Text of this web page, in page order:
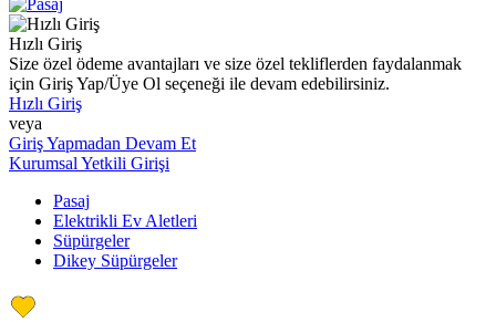
Hızlı Giriş
Size özel ödeme avantajları ve size özel tekliflerden faydalanmak
için Giriş Yap/Üye Ol seçeneği ile devam edebilirsiniz.
Hızlı Giriş
veya
Giriş Yapmadan Devam Et
Kurumsal Yetkili Girişi
Pasaj
Elektrikli Ev Aletleri
Süpürgeler
Dikey Süpürgeler